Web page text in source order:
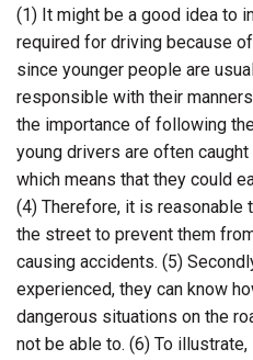
(1) It might be a good idea to
required for driving because
since younger people are
responsible with their
the importance of following
young drivers are often
which means that they could
(4) Therefore, it is reasonable
the street to prevent them
causing accidents. (5)
experienced, they can know
dangerous situations on the
not be able to. (6) To